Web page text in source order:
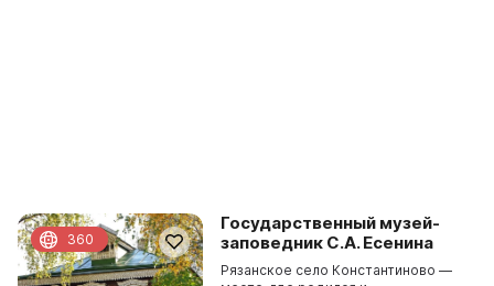
Государственный музей-
заповедник С.А. Есенина
Рязанское село Константиново —
360